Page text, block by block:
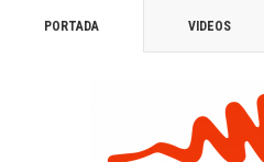
PORTADA VIDEOS